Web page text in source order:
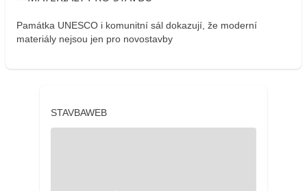
Památka UNESCO i komunitní sál dokazují, že moderní
materiály nejsou jen pro novostavby
STAVBAWEB